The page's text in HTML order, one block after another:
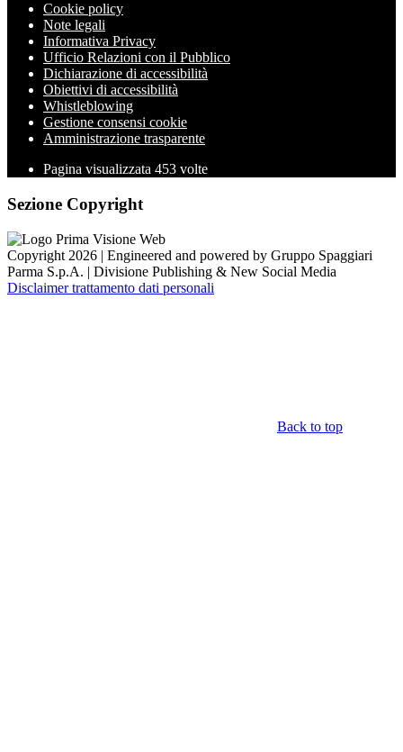
Cookie policy
Note legali
Informativa Privacy
Ufficio Relazioni con il Pubblico
Dichiarazione di accessibilità
Obiettivi di accessibilità
Whistleblowing
Gestione consensi cookie
Amministrazione trasparente
Pagina visualizzata 453 volte
Sezione Copyright
Copyright 2026 | Engineered and powered by Gruppo Spaggiari
Parma S.p.A. | Divisione Publishing & New Social Media
Disclaimer trattamento dati personali
Back to top